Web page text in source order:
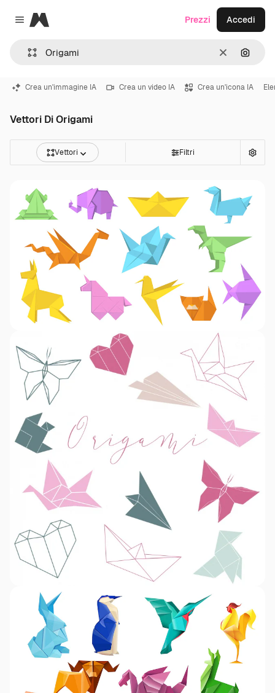
Close menu
Magnific
CancellaCerca
Prezzi Accedi
Crea un'immagine IA Crea un video IA Crea un'icona IA
Vettori Di Origami
Vettori Filtri